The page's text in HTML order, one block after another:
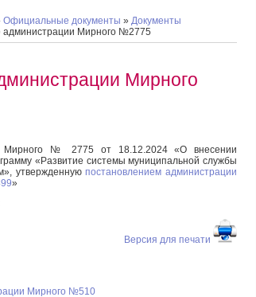
Официальные документы » Документы
администрации Мирного №2775
Мирного
Мирного № 2775 от 18.12.2024 «О внесении
«Развитие системы муниципальной службы
утвержденнуюпостановлением администрации
»
Версия для печати
Мирного №510